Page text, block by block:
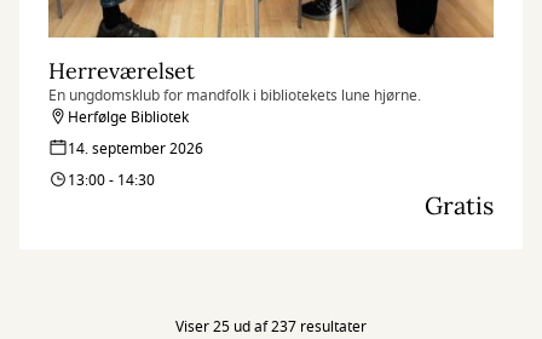
Herreværelset
En ungdomsklub for mandfolk i bibliotekets lune hjørne.
Herfølge Bibliotek
14. september 2026
13:00 - 14:30
Gratis
Viser 25 ud af 237 resultater